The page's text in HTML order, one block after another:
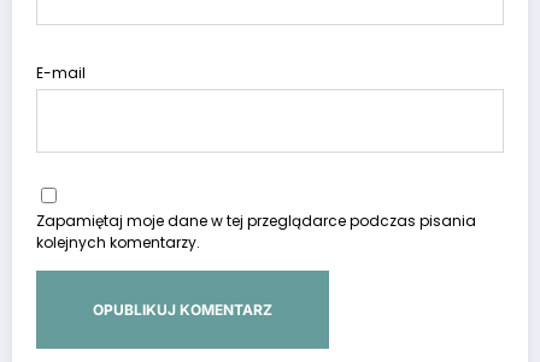
E-mail
Zapamiętaj moje dane w tej przeglądarce podczas pisania
kolejnych komentarzy.